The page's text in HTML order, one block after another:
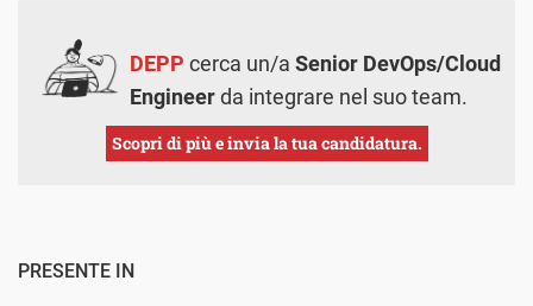
DEPP cerca un/a Senior DevOps/Cloud
Engineerda integrare nel suo team.
Scopri di più e invia la tua candidatura.
PRESENTE IN